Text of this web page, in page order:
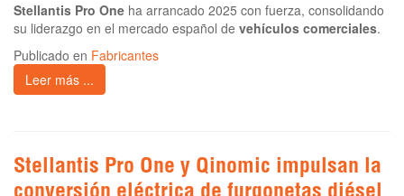
Stellantis Pro One ha arrancado 2025 con fuerza, consolidando
su liderazgo en el mercado español de vehículos comerciales.
Publicado en Fabricantes
Leer más ...
Stellantis Pro One y Qinomic impulsan la